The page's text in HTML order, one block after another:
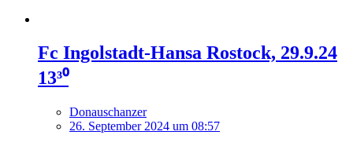
Fc Ingolstadt-Hansa Rostock, 29.9.24
13³⁰
Donauschanzer
26. September 2024 um 08:57